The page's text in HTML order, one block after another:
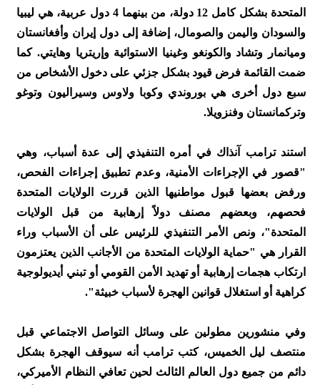
المتحدة بشكل كامل 12 دولة، من بينهما 4 دول عربية، هي ليبيا
والسودان واليمن والصومال، إضافة إلى دول إيران وأفغانستان
وميانمار وتشاد والكونغو وغينيا الاستوائية وإريتريا وهايتي. كما
ضمت القائمة فرض قيود بشكل جزئي على دخول الأشخاص من
سبع دول أخرى هي بوروندي وكوبا ولاوس وسيراليون وتوغو
وتركمانستان وفنزويلا.
استند ترامب آنذاك في أمره التنفيذي إلى عدة أسباب، وهي
"قصور في الإجراءات الأمنية، وعدم تطبيق إجراءات الفحص،
ورفض بعضها قبول مواطنيها الذين قررت الولايات المتحدة
فحصهم، وبعضهم مصنف دولاً إرهابية من قبل الولايات
المتحدة"، ونص الأمر التنفيذي للرئيس على أن الأسباب وراء
القرار هي "حماية الولايات المتحدة من الأجانب الذين يعتزمون
ارتكاب هجمات إرهابية أو تهديد الأمن القومي أو تبني أيديولوجية
كراهية أو استغلال قوانين الهجرة لأسباب خبيثة".
وفي منشورين مطولين على وسائل التواصل الاجتماعي قبل
منتصف ليل الخميس، كتب ترامب أنه سيوقف الهجرة بشكل
دائم من جميع دول العالم الثالث لحين تعافي النظام الأميركي،